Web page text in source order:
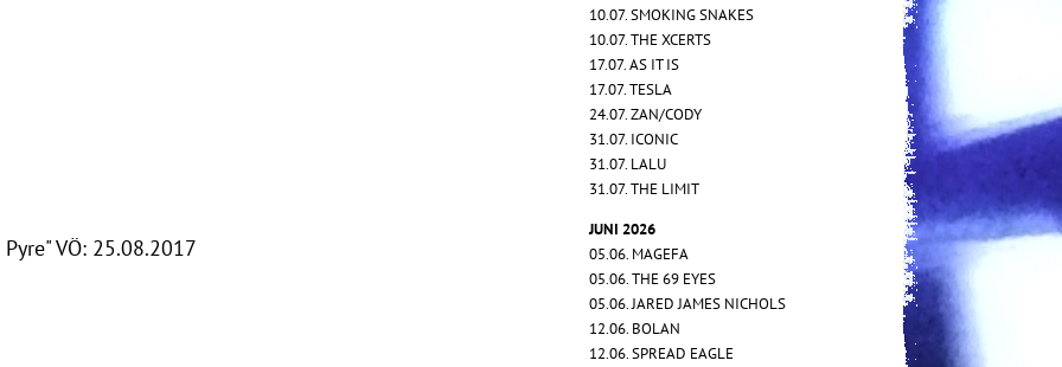
VÖ: 25.08.2017
10.07. SMOKING SNAKES
10.07. THE XCERTS
17.07. AS IT IS
17.07. TESLA
24.07. ZAN/CODY
31.07. ICONIC
31.07. LALU
31.07. THE LIMIT
JUNI 2026
05.06. MAGEFA
05.06. THE 69 EYES
05.06. JARED JAMES NICHOLS
12.06. BOLAN
12.06. SPREAD EAGLE